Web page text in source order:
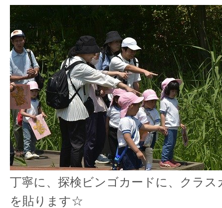
丁寧に、探検ビンゴカードに、クラス
を貼ります☆